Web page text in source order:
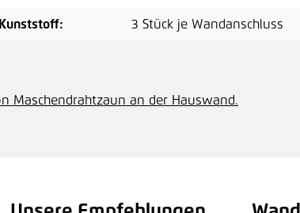
3 Stück je Wandanschluss
Maschendrahtzaun an der Hauswand.